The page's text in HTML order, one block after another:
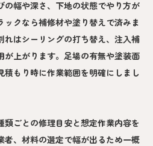
の幅や深さ、下地の状態でやり方が
クなら補修材や塗り替えで済みま
れはシーリングの打ち替え、注入補
が上がります。足場の有無や塗装面
積もり時に作業範囲を明確にしまし
ごとの修理目安と想定作業内容を
者、材料の選定で幅が出るため一概